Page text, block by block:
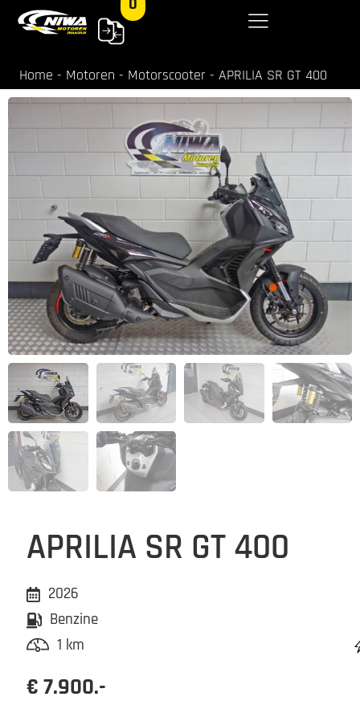
Home - Motoren - Motorscooter - APRILIA SR GT 400
APRILIA SR GT 400
2026
Benzine
1 km
€ 7.900.-